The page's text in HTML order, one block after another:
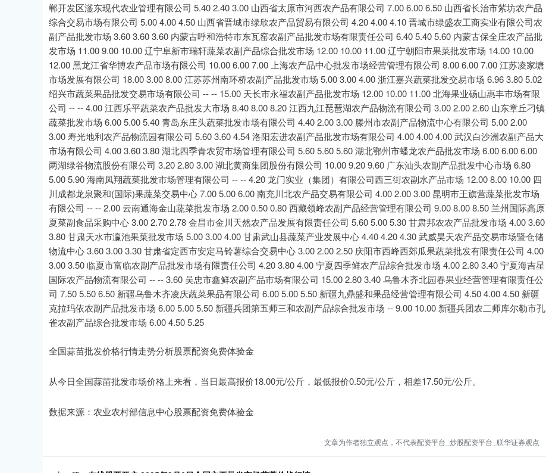
郸开发区滏东现代农业管理有限公司 5.40 2.40 3.00 山西省太原市河西农产品有限公司 7.00 6.00 6.50 山西省长治市紫坊农产品
综合交易市场有限公司 5.00 4.00 4.50 山西省晋城市绿欣农产品贸易有限公司 4.20 4.00 4.10 晋城市绿盛农工商实业有限公司农
副产品批发市场 3.60 3.60 3.60 内蒙古呼和浩特市东瓦窑农副产品批发市场有限责任公司 6.40 5.40 5.60 内蒙古保全庄农产品批
发市场 11.00 9.00 10.00 辽宁阜新市瑞轩蔬菜农副产品综合批发市场 12.00 10.00 11.00 辽宁朝阳市果菜批发市场 14.00 10.00
12.00 黑龙江省华博农产品市场有限公司 10.00 6.00 7.00 上海农产品中心批发市场经营管理有限公司 8.00 6.00 7.00 江苏凌家塘
市场发展有限公司 18.00 3.00 8.00 江苏苏州南环桥农副产品批发市场 5.00 3.00 4.00 浙江嘉兴蔬菜批发交易市场 6.96 3.80 5.02
绍兴市蔬菜果品批发交易市场有限公司 -- -- 15.00 天长市永福农副产品批发市场 12.00 10.00 11.00 北海果业砀山惠丰市场有限
公司 -- -- 4.00 江西乐平蔬菜农产品批发大市场 8.40 8.00 8.20 江西九江琵琶湖农产品物流有限公司 3.00 2.00 2.60 山东章丘刁镇
蔬菜批发市场 6.00 5.00 5.40 青岛东庄头蔬菜批发市场有限公司 4.40 2.00 3.00 滕州市农副产品物流中心有限公司 5.00 2.00
3.00 寿光地利农产品物流园有限公司 5.60 3.60 4.54 洛阳宏进农副产品批发市场有限公司 4.00 4.00 4.00 武汉白沙洲农副产品大
市场有限公司 4.00 3.60 3.80 湖北四季青农贸市场管理有限公司 5.60 5.60 5.60 湖北鄂州市蟠龙农产品批发市场 6.00 6.00 6.00
两湖绿谷物流股份有限公司 3.20 2.80 3.00 湖北黄商集团股份有限公司 10.00 9.20 9.60 广东汕头农副产品批发中心市场 6.80
5.00 5.90 海南凤翔蔬菜批发市场管理有限公司 -- -- 4.20 龙门实业（集团）有限公司西三街农副水产品市场 12.00 8.00 10.00 四
川成都龙泉聚和(国际)果蔬菜交易中心 7.00 5.00 6.00 南充川北农产品交易有限公司 4.00 2.00 3.00 昆明市王旗营蔬菜批发市场
有限公司 -- -- 2.00 云南通海金山蔬菜批发市场 2.00 0.50 0.80 西藏领峰农副产品经营管理有限公司 9.00 8.00 8.50 兰州国际高原
夏菜副食品采购中心 3.00 2.70 2.78 金昌市金川天然农产品发展有限责任公司 5.60 5.00 5.30 甘肃邦农农产品批发市场 4.00 3.60
3.80 甘肃天水市瀛池果菜批发市场 5.00 3.00 4.00 甘肃武山县蔬菜产业发展中心 4.40 4.20 4.30 武威昊天农产品交易市场暨仓储
物流中心 3.60 3.00 3.30 甘肃省定西市安定马铃薯综合交易中心 3.00 2.00 2.50 庆阳市西峰西郊瓜果蔬菜批发有限责任公司 4.00
3.00 3.50 临夏市富临农副产品批发市场有限责任公司 4.20 3.80 4.00 宁夏四季鲜农产品综合批发市场 4.00 2.80 3.40 宁夏海吉星
国际农产品物流有限公司 -- -- 3.60 吴忠市鑫鲜农副产品市场有限公司 15.00 2.80 3.40 乌鲁木齐北园春果业经营管理有限责任公
司 7.50 5.50 6.50 新疆乌鲁木齐凌庆蔬菜果品有限公司 6.00 5.00 5.50 新疆九鼎盛和果品经营管理有限公司 4.50 4.00 4.50 新疆
克拉玛依农副产品批发市场 6.00 5.00 5.50 新疆兵团第五师三和农副产品综合批发市场 -- 9.00 10.00 新疆兵团农二师库尔勒市孔
雀农副产品综合批发市场 6.00 4.50 5.25
全国蒜苗批发价格行情走势分析股票配资免费体验金
从今日全国蒜苗批发市场价格上来看，当日最高报价18.00元/公斤，最低报价0.50元/公斤，相差17.50元/公斤。
数据来源：农业农村部信息中心股票配资免费体验金
文章为作者独立观点，不代表配资平台_炒股配资平台_联华证券观点